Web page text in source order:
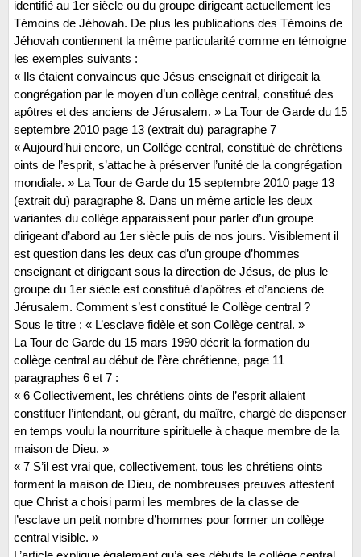
identifié au 1er siècle ou du groupe dirigeant actuellement les
Témoins de Jéhovah. De plus les publications des Témoins de
Jéhovah contiennent la même particularité comme en témoigne
les exemples suivants :
« Ils étaient convaincus que Jésus enseignait et dirigeait la
congrégation par le moyen d’un collège central, constitué des
apôtres et des anciens de Jérusalem. » La Tour de Garde du 15
septembre 2010 page 13 (extrait du) paragraphe 7
« Aujourd’hui encore, un Collège central, constitué de chrétiens
oints de l’esprit, s’attache à préserver l’unité de la congrégation
mondiale. » La Tour de Garde du 15 septembre 2010 page 13
(extrait du) paragraphe 8. Dans un même article les deux
variantes du collège apparaissent pour parler d’un groupe
dirigeant d’abord au 1er siècle puis de nos jours. Visiblement il
est question dans les deux cas d’un groupe d’hommes
enseignant et dirigeant sous la direction de Jésus, de plus le
groupe du 1er siècle est constitué d’apôtres et d’anciens de
Jérusalem. Comment s’est constitué le Collège central ?
Sous le titre : « L’esclave fidèle et son Collège central. »
La Tour de Garde du 15 mars 1990 décrit la formation du
collège central au début de l’ère chrétienne, page 11
paragraphes 6 et 7 :
« 6 Collectivement, les chrétiens oints de l’esprit allaient
constituer l’intendant, ou gérant, du maître, chargé de dispenser
en temps voulu la nourriture spirituelle à chaque membre de la
maison de Dieu. »
« 7 S’il est vrai que, collectivement, tous les chrétiens oints
forment la maison de Dieu, de nombreuses preuves attestent
que Christ a choisi parmi les membres de la classe de
l’esclave un petit nombre d’hommes pour former un collège
central visible. »